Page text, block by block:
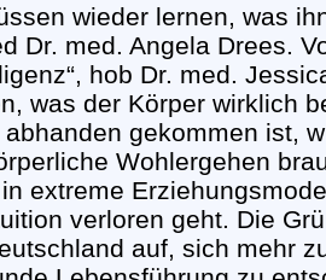
wieder lernen, was
Dr. med. Angela Drees.
hob Dr. med.
was der Körper wirklich
gekommen ist,
Wohlergehen
extreme
verloren geht. Die
auf, sich mehr